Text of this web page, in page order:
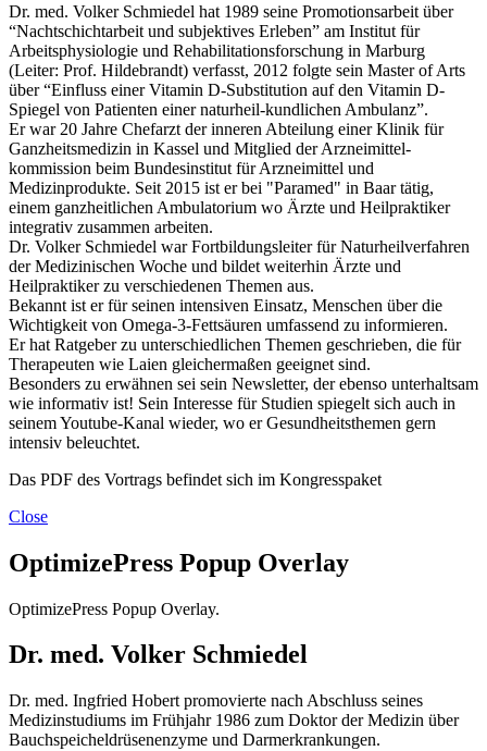
Dr. med. Volker Schmiedel hat 1989 seine Promotionsarbeit über
“Nachtschichtarbeit und subjektives Erleben” am Institut für
Arbeitsphysiologie und Rehabilitationsforschung in Marburg
(Leiter: Prof. Hildebrandt) verfasst, 2012 folgte sein Master of Arts
über “Einfluss einer Vitamin D-Substitution auf den Vitamin D-
Spiegel von Patienten einer naturheil-kundlichen Ambulanz”.
Er war 20 Jahre Chefarzt der inneren Abteilung einer Klinik für
Ganzheitsmedizin in Kassel und Mitglied der Arzneimittel-
kommission beim Bundesinstitut für Arzneimittel und
Medizinprodukte. Seit 2015 ist er bei "Paramed" in Baar tätig,
einem ganzheitlichen Ambulatorium wo Ärzte und Heilpraktiker
integrativ zusammen arbeiten.
Dr. Volker Schmiedel war Fortbildungsleiter für Naturheilverfahren
der Medizinischen Woche und bildet weiterhin Ärzte und
Heilpraktiker zu verschiedenen Themen aus.
Bekannt ist er für seinen intensiven Einsatz, Menschen über die
Wichtigkeit von Omega-3-Fettsäuren umfassend zu informieren.
Er hat Ratgeber zu unterschiedlichen Themen geschrieben, die für
Therapeuten wie Laien gleichermaßen geeignet sind.
Besonders zu erwähnen sei sein Newsletter, der ebenso unterhaltsam
wie informativ ist! Sein Interesse für Studien spiegelt sich auch in
seinem Youtube-Kanal wieder, wo er Gesundheitsthemen gern
intensiv beleuchtet.
Das PDF des Vortrags befindet sich im Kongresspaket
Close
OptimizePress Popup Overlay
OptimizePress Popup Overlay.
Dr. med. Volker Schmiedel
Dr. med. Ingfried Hobert promovierte nach Abschluss seines
Medizinstudiums im Frühjahr 1986 zum Doktor der Medizin über
Bauchspeicheldrüsenenzyme und Darmerkrankungen.